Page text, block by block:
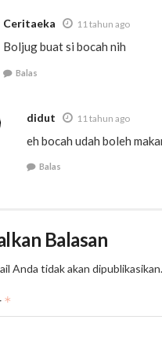
Ceritaeka 11 tahun ago
Boljug buat si bocah nih
Balas
didut 11 tahun ago
eh bocah udah boleh
Balas
Balasan
Anda tidak akan dipublikasikan.
*